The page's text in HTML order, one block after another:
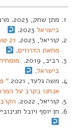
מתן שחק, 2023. מרכז המחקר והמידע של הכנסת.
בישראל
קוריאל, 2023.
מחאת הדרוזים.
רביב, 2019.
בישראל.
משה גלעד, 2021
.”
אנחנו בקרב על
קוריאל, 2022.
חן יוסף ויובל חנינוביץ,